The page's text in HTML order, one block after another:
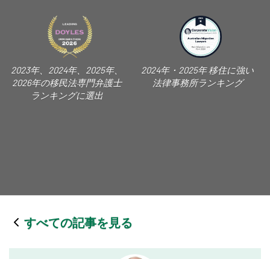
2023年、2024年、2025年、
2026年の移民法専門弁護士
ランキングに選出
2024年・2025年 移住に強い
法律事務所ランキング
すべての記事を見る